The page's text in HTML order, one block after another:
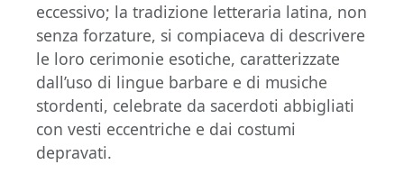
eccessivo; la tradizione letteraria latina, non
senza forzature, si compiaceva di descrivere
le loro cerimonie esotiche, caratterizzate
dall’uso di lingue barbare e di musiche
stordenti, celebrate da sacerdoti abbigliati
con vesti eccentriche e dai costumi
depravati.